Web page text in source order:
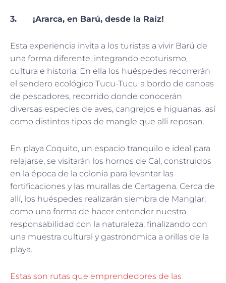
3. ¡Ararca, en Barú, desde la Raíz!
Esta experiencia invita a los turistas a vivir Barú de
una forma diferente, integrando ecoturismo,
cultura e historia. En ella los huéspedes recorrerán
el sendero ecológico Tucu-Tucu a bordo de canoas
de pescadores, recorrido donde conocerán
diversas especies de aves, cangrejos e higuanas, así
como distintos tipos de mangle que allí reposan.
En playa Coquito, un espacio tranquilo e ideal para
relajarse, se visitarán los hornos de Cal, construidos
en la época de la colonia para levantar las
fortificaciones y las murallas de Cartagena. Cerca de
allí, los huéspedes realizarán siembra de Manglar,
como una forma de hacer entender nuestra
responsabilidad con la naturaleza, finalizando con
una muestra cultural y gastronómica a orillas de la
playa.
Estas son rutas que emprendedores de las